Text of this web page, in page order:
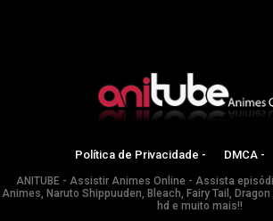
Política de Privacidade - DMCA -
ANITUBE - Assistir Animes Online - Assista
Animes, Naruto Shippuuden, Bleach, Fairy Tail,
hd e muito mais!!